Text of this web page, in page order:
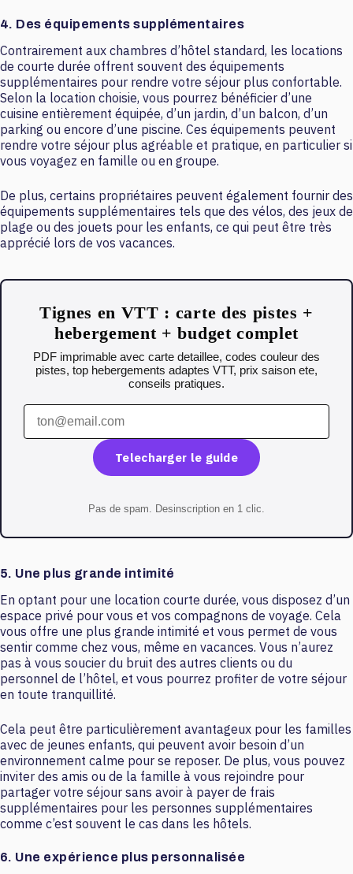
4. Des équipements supplémentaires
Contrairement aux chambres d’hôtel standard, les locations
de courte durée offrent souvent des équipements
supplémentaires pour rendre votre séjour plus confortable.
Selon la location choisie, vous pourrez bénéficier d’une
cuisine entièrement équipée, d’un jardin, d’un balcon, d’un
parking ou encore d’une piscine. Ces équipements peuvent
rendre votre séjour plus agréable et pratique, en particulier si
vous voyagez en famille ou en groupe.
De plus, certains propriétaires peuvent également fournir des
équipements supplémentaires tels que des vélos, des jeux de
plage ou des jouets pour les enfants, ce qui peut être très
apprécié lors de vos vacances.
Tignes en VTT : carte des pistes +
hebergement + budget complet
PDF imprimable avec carte detaillee, codes couleur des
pistes, top hebergements adaptes VTT, prix saison ete,
conseils pratiques.
Telecharger le guide
Pas de spam. Desinscription en 1 clic.
5. Une plus grande intimité
En optant pour une location courte durée, vous disposez d’un
espace privé pour vous et vos compagnons de voyage. Cela
vous offre une plus grande intimité et vous permet de vous
sentir comme chez vous, même en vacances. Vous n’aurez
pas à vous soucier du bruit des autres clients ou du
personnel de l’hôtel, et vous pourrez profiter de votre séjour
en toute tranquillité.
Cela peut être particulièrement avantageux pour les familles
avec de jeunes enfants, qui peuvent avoir besoin d’un
environnement calme pour se reposer. De plus, vous pouvez
inviter des amis ou de la famille à vous rejoindre pour
partager votre séjour sans avoir à payer de frais
supplémentaires pour les personnes supplémentaires
comme c’est souvent le cas dans les hôtels.
6. Une expérience plus personnalisée